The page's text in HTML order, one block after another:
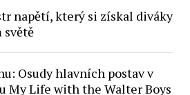
napětí, který si získal diváky
světě
Osudy hlavních postav v
My Life with the Walter Boys